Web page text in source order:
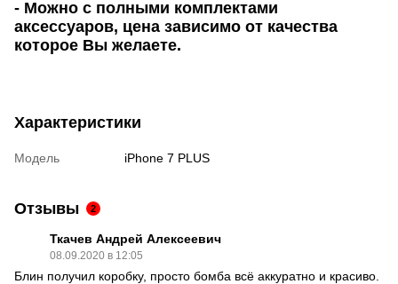
- Можно с полными комплектами
аксессуаров, цена зависимо от качества
которое Вы желаете.
Характеристики
Модель iPhone 7 PLUS
Отзывы 2
Ткачев Андрей Алексеевич
08.09.2020 в 12:05
Блин получил коробку, просто бомба всё аккуратно и красиво.